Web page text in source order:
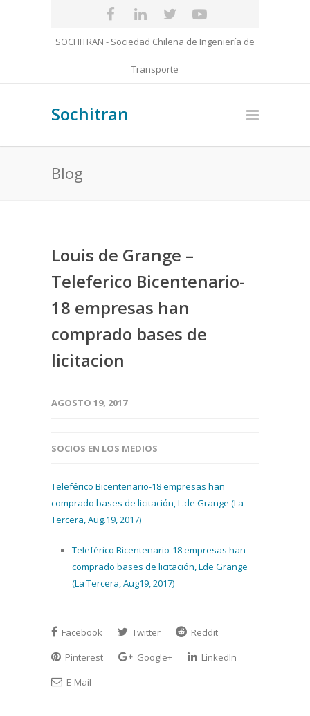
SOCHITRAN - Sociedad Chilena de Ingeniería de
Transporte
Sochitran
Blog
Louis de Grange –
Teleferico Bicentenario-
18 empresas han
comprado bases de
licitacion
AGOSTO 19, 2017
SOCIOS EN LOS MEDIOS
Teleférico Bicentenario-18 empresas han
comprado bases de licitación, L.de Grange (La
Tercera, Aug.19, 2017)
Teleférico Bicentenario-18 empresas han
comprado bases de licitación, Lde Grange
(La Tercera, Aug19, 2017)
Facebook Twitter
Reddit
Pinterest
Google+
LinkedIn
E-Mail